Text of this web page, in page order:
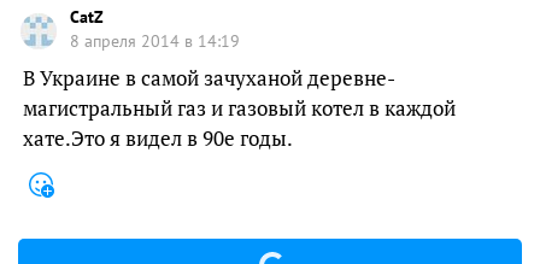
CatZ
8 апреля 2014 в 14:19
В Украине в самой зачуханой деревне-
магистральный газ и газовый котел в каждой
хате.Это я видел в 90е годы.